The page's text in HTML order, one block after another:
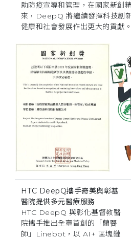
助防疫宣導和管理，在國家新創
來，DeepQ 將繼續發揮科技創
健康和社會發展作出更大的貢獻。
HTC DeepQ攜手奇美與彰基
醫院提供多元醫療服務
HTC DeepQ 與彰化基督教醫
院攜手推出全臺首創的「蘭醫
師」Linebot，以 AI+ 區塊鏈